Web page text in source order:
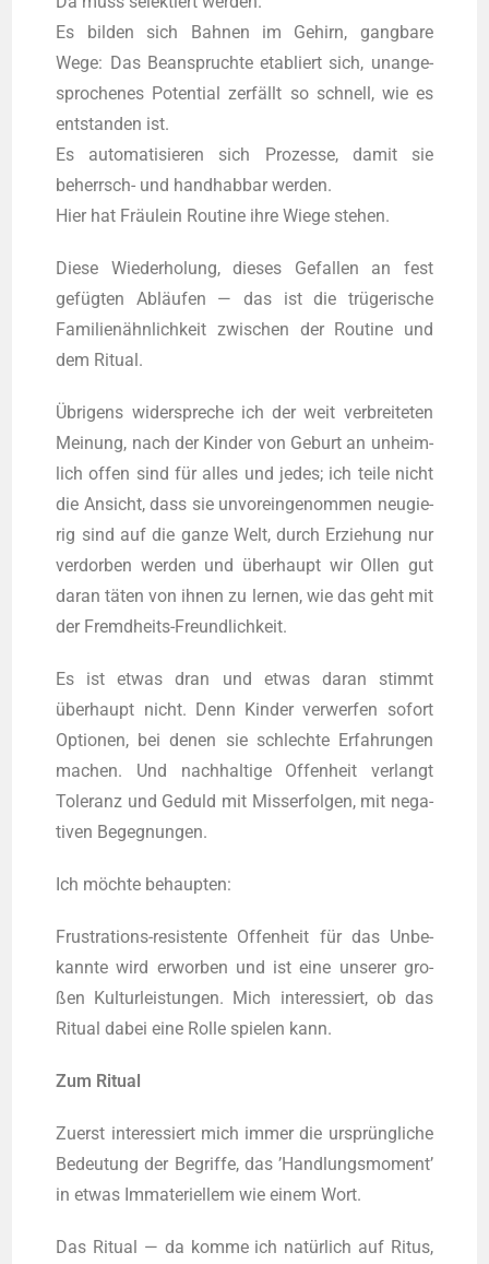
Es bil­den sich Bah­nen im Gehirn, gang­ba­re
Wege: Das Bean­spruch­te eta­bliert sich, unan­ge­
spro­che­nes Poten­ti­al zerfällt so schnell, wie es
ent­stan­den ist.
Es auto­ma­ti­sie­ren sich Pro­zes­se, damit sie
beherrsch- und hand­hab­bar wer­den.
Hier hat Fräulein Rou­ti­ne ihre Wie­ge stehen.
Die­se Wie­der­ho­lung, die­ses Gefal­len an fest
gefügten Abläufen — das ist die trügerische
Familienähnlichkeit zwi­schen der Rou­ti­ne und
dem Ritual.
Übrigens wider­spre­che ich der weit ver­brei­te­ten
Mei­nung, nach der Kin­der von Geburt an unheim­
lich offen sind für alles und jedes; ich tei­le nicht
die Ansicht, dass sie unvor­ein­ge­nom­men neu­gie­
rig sind auf die gan­ze Welt, durch Erzie­hung nur
ver­dor­ben wer­den und überhaupt wir Ollen gut
dar­an täten von ihnen zu ler­nen, wie das geht mit
der Fremdheits-Freundlichkeit.
Es ist etwas dran und etwas dar­an stimmt
überhaupt nicht. Denn Kin­der ver­wer­fen sofort
Optio­nen, bei denen sie schlech­te Erfah­run­gen
machen. Und nach­hal­ti­ge Offen­heit ver­langt
Tole­ranz und Geduld mit Miss­erfol­gen, mit nega­
ti­ven Begegnungen.
Ich möchte behaupten:
Frus­tra­ti­ons-resis­ten­te Offen­heit für das Unbe­
kann­te wird erwor­ben und ist eine unse­rer gro­
ßen Kul­tur­leis­tun­gen. Mich inter­es­siert, ob das
Ritu­al dabei eine Rol­le spie­len kann.
Zum Ritu­al
Zuerst inter­es­siert mich immer die ursprüngliche
Bedeu­tung der Begrif­fe, das ’Hand­lungs­mo­ment’
in etwas Imma­te­ri­el­lem wie einem Wort.
Das Ritu­al — da kom­me ich natürlich auf Ritus,